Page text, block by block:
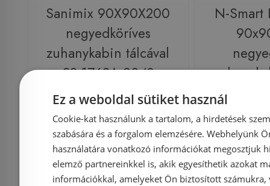
Sanimix 90X90X200
negyedköríves
zuhanykabin tálcával
22.1762A-90/3
Azonosító: 186028
Cikkszám: 22.1762A-90/3
178 900 Ft
N-Smart
Cikkszám:
75
Ez a weboldal sütiket használ
Cookie-kat használunk a tartalom, a hirdetések
szabására és a forgalom elemzésére. Webhelyünk
használatára vonatkozó információkat megosztjuk
elemző partnereinkkel is, akik egyesíthetik azokat
információkkal, amelyeket Ön biztosított számukra,